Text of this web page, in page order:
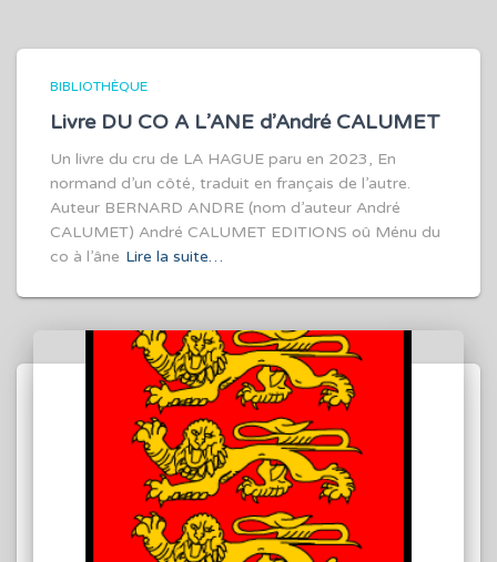
BIBLIOTHÈQUE
Livre DU CO A L’ANE d’André CALUMET
Un livre du cru de LA HAGUE paru en 2023, En
normand d’un côté, traduit en français de l’autre.
Auteur BERNARD ANDRE (nom d’auteur André
CALUMET) André CALUMET EDITIONS oû Ménu du
co à l’âne Lire la suite…